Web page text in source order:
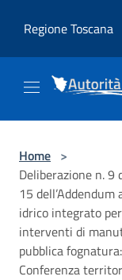
Regione Toscana
Home >
Deliberazione n. 9
15
idrico integrato
interventi di
pubblica
Conferenza